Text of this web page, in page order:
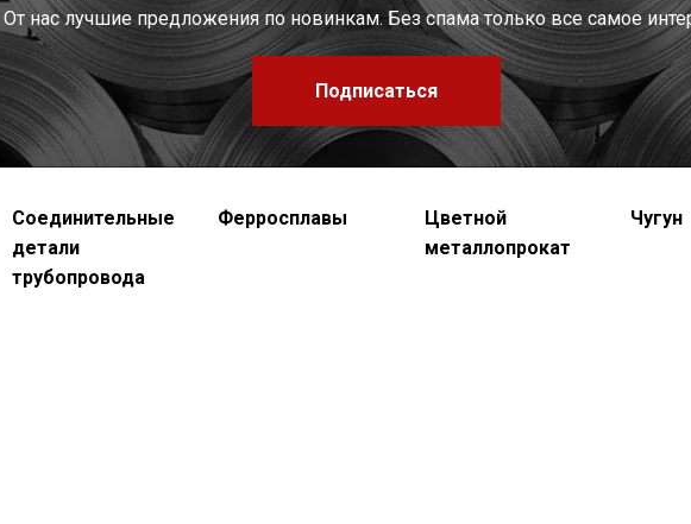
От нас лучшие предложения по новинкам. Без спама только все самое
Подписаться
Соединительные
детали
трубопровода
Ферросплавы
Цветной
металлопрокат
Чугун